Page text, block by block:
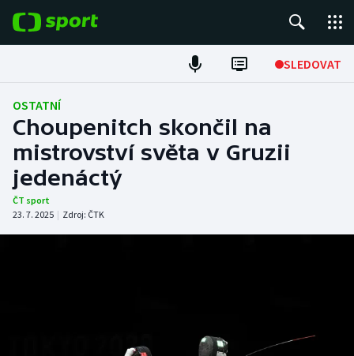
SLEDOVAT
Fotbal
Hokej
Tenis
Atletika
OSTATNÍ
Choupenitch skončil na
mistrovství světa v Gruzii
jedenáctý
ČT sport
23. 7. 2025 | Zdroj: ČTK